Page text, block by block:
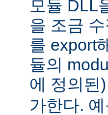
모듈 DLL
을 조금
를 export
듈의
에 정의된)
가한다.